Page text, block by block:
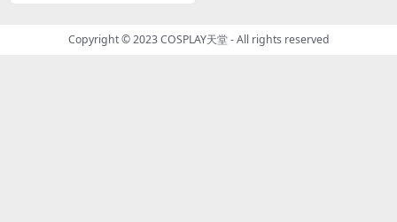
Copyright © 2023COSPLAY天堂- All rights reserved